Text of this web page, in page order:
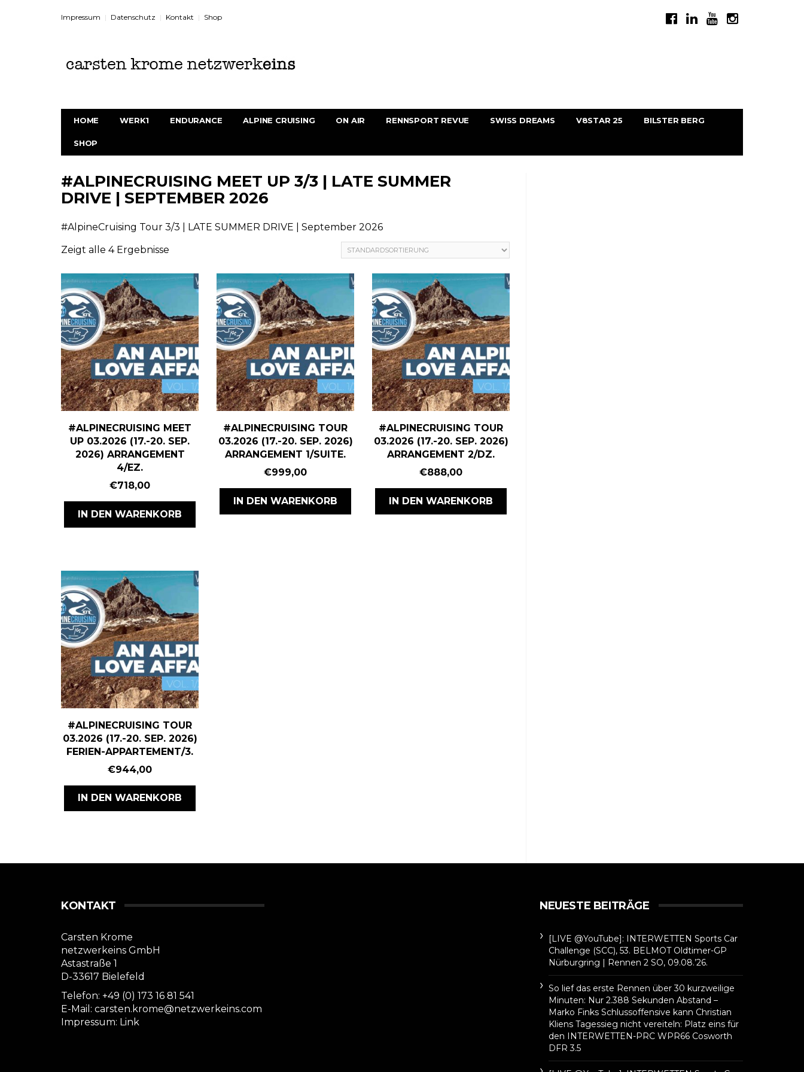
Impressum Datenschutz Kontakt Shop
HOME WERK1 ENDURANCE ALPINE CRUISING ON AIR RENNSPORT REVUE SWISS DREAMS V8STAR 25 BILSTER BERG
SHOP
#ALPINECRUISING MEET UP 3/3 | LATE SUMMER
DRIVE | SEPTEMBER 2026
#AlpineCruising Tour 3/3 | LATE SUMMER DRIVE | September 2026
Zeigt alle 4 Ergebnisse
#ALPINECRUISING MEET
UP 03.2026 (17.-20. SEP.
2026) ARRANGEMENT
4/EZ.
€718,00
IN DEN WARENKORB
#ALPINECRUISING TOUR
03.2026 (17.-20. SEP. 2026)
ARRANGEMENT 1/SUITE.
€999,00
IN DEN WARENKORB
#ALPINECRUISING TOUR
03.2026 (17.-20. SEP. 2026)
ARRANGEMENT 2/DZ.
€888,00
IN DEN WARENKORB
#ALPINECRUISING TOUR
03.2026 (17.-20. SEP. 2026)
FERIEN-APPARTEMENT/3.
€944,00
IN DEN WARENKORB
KONTAKT
Carsten Krome
netzwerkeins GmbH
Astastraße 1
D-33617 Bielefeld
Telefon: +49 (0) 173 16 81 541
E-Mail: carsten.krome@netzwerkeins.com
Impressum: Link
NEUESTE BEITRÄGE
[LIVE @YouTube]: INTERWETTEN Sports Car
Challenge (SCC), 53. BELMOT Oldtimer-GP
Nürburgring | Rennen 2 SO, 09.08.’26.
So lief das erste Rennen über 30 kurzweilige
Minuten: Nur 2.388 Sekunden Abstand –
Marko Finks Schlussoffensive kann Christian
Kliens Tagessieg nicht vereiteln: Platz eins für
den INTERWETTEN-PRC WPR66 Cosworth
DFR 3.5